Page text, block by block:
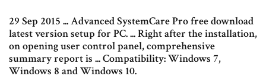
29 Sep 2015 ... Advanced SystemCare Pro free download
latest version setup for PC. ... Right after the installation,
on opening user control panel, comprehensive
summary report is ... Compatibility: Windows 7,
Windows 8 and Windows 10.